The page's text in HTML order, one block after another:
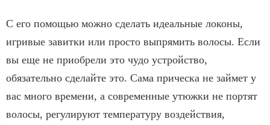
С его помощью можно сделать идеальные локоны,
игривые завитки или просто выпрямить волосы. Если
вы еще не приобрели это чудо устройство,
обязательно сделайте это. Сама прическа не займет у
вас много времени, а современные утюжки не портят
волосы, регулируют температуру воздействия,